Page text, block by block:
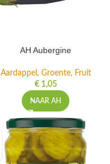
AH Aubergine
Aardappel, Groente, Fruit
€1,05
NAAR AH